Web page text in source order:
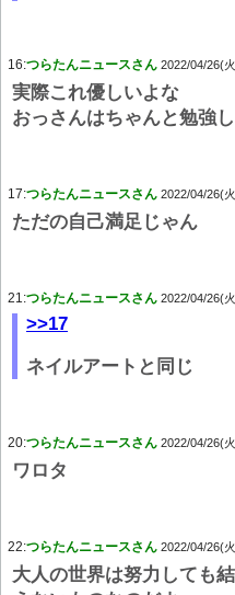
16:つらたんニュースさん 2022/04/26(
実際これ優しいよな
おっさんはちゃんと勉強
17:つらたんニュースさん 2022/04/26(
ただの自己満足じゃん
21:つらたんニュースさん 2022/04/26(
>>17
ネイルアートと同じ
20:つらたんニュースさん 2022/04/26(
ワロタ
22:つらたんニュースさん 2022/04/26(
大人の世界は努力しても